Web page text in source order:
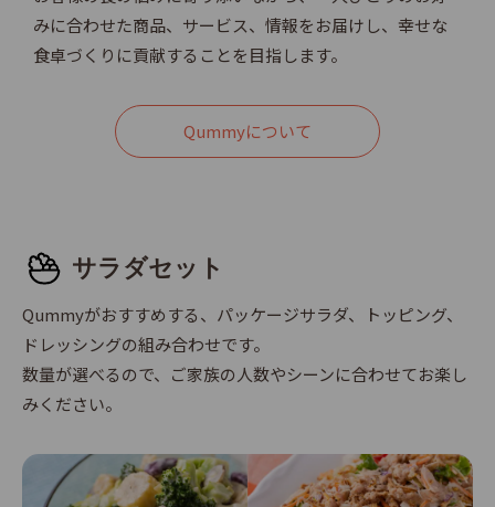
みに合わせた商品、サービス、情報をお届けし、幸せな
食卓づくりに貢献することを目指します。
Qummyについて
サラダセット
Qummyがおすすめする、パッケージサラダ、トッピング、
ドレッシングの組み合わせです。
数量が選べるので、ご家族の人数やシーンに合わせてお楽し
みください。